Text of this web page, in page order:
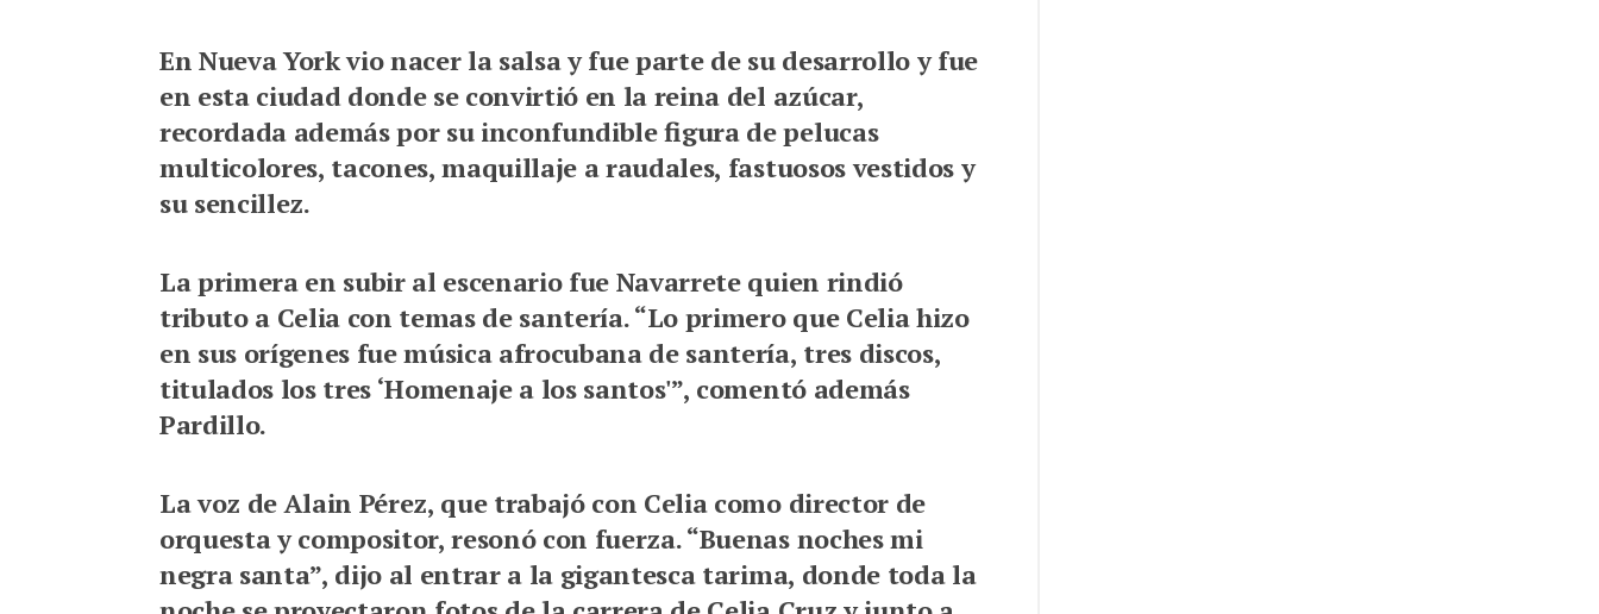
En Nueva York vio nacer la salsa y fue parte de su desarrollo y fue
en esta ciudad donde se convirtió en la reina del azúcar,
recordada además por su inconfundible figura de pelucas
multicolores, tacones, maquillaje a raudales, fastuosos vestidos y
su sencillez.
La primera en subir al escenario fue Navarrete quien rindió
tributo a Celia con temas de santería. “Lo primero que Celia hizo
en sus orígenes fue música afrocubana de santería, tres discos,
titulados los tres ‘Homenaje a los santos'”, comentó además
Pardillo.
La voz de Alain Pérez, que trabajó con Celia como director de
orquesta y compositor, resonó con fuerza. “Buenas noches mi
negra santa”, dijo al entrar a la gigantesca tarima, donde toda la